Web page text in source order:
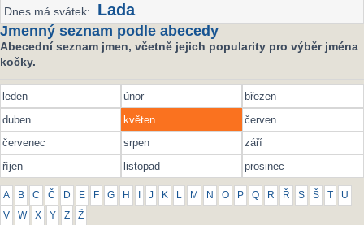
Dnes má svátek: Lada
Jmenný seznam podle abecedy
Abecední seznam jmen, včetně jejich popularity pro výběr jména
kočky.
leden únor
březen
duben
květen
červen
červenec
srpen
září
říjen
listopad prosinec
A B C Č D E F G H J K L M N O P Q R Ř S Š U
V W X Y Z Ž